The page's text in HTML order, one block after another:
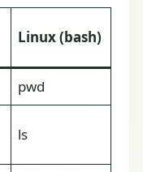
Linux (bash)
pwd
ls